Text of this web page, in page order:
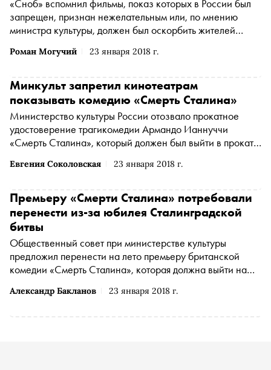
Роман Могучий 23 января 2018 г.
«Сноб» вспомнил фильмы, показ которых в России был
запрещен, признан нежелательным или, по мнению
министра культуры, должен был оскорбить жителей
Евгения Соколовская 23 января 2018 г.
Минкульт запретил кинотеатрам
показывать комедию «Смерть Сталина»
Министерство культуры России отозвало прокатное
удостоверение трагикомедии Армандо Ианнуччи
«Смерть Сталина», который должен был выйти в прокат
Александр Бакланов 23 января 2018 г.
Премьеру «Смерти Сталина» потребовали
перенести из-за юбилея Сталинградской
битвы
Общественный совет при министерстве культуры
предложил перенести на лето премьеру британской
комедии «Смерть Сталина», которая должна выйти на